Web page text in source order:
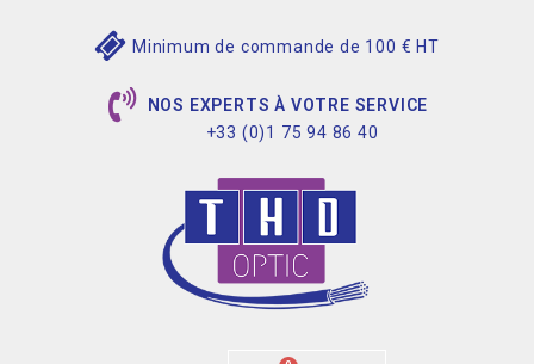
Minimum de commande de 100 € HT
NOS EXPERTS À VOTRE SERVICE
+33 (0)1 75 94 86 40